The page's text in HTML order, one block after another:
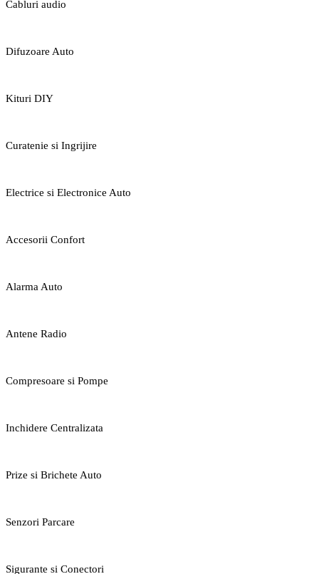
Cabluri audio
Difuzoare Auto
Kituri DIY
Curatenie si Ingrijire
Electrice si Electronice Auto
Accesorii Confort
Alarma Auto
Antene Radio
Compresoare si Pompe
Inchidere Centralizata
Prize si Brichete Auto
Senzori Parcare
Sigurante si Conectori